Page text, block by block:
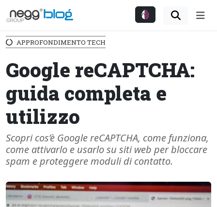
APPROFONDIMENTO TECH
Google reCAPTCHA:
guida completa e
utilizzo
Scopri cos’è Google reCAPTCHA, come funziona,
come attivarlo e usarlo su siti web per bloccare
spam e proteggere moduli di contatto.